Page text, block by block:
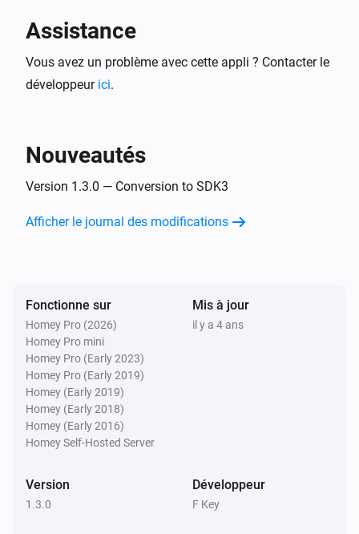
Assistance
Vous avez un problème avec cette appli ? Contacter le
développeur ici.
Nouveautés
Version 1.3.0 — Conversion to SDK3
Afficher le journal des modifications
Fonctionne sur
Homey Pro (2026)
Homey Pro mini
Homey Pro (Early 2023)
Homey Pro (Early 2019)
Homey (Early 2019)
Homey (Early 2018)
Homey (Early 2016)
Homey Self-Hosted Server
Mis à jour
il y a 4 ans
Version
1.3.0
Développeur
F Key